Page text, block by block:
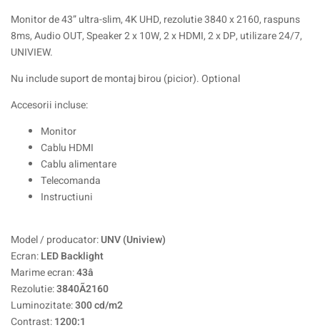
Monitor de 43” ultra-slim, 4K UHD, rezolutie 3840 x 2160, raspuns
8ms, Audio OUT, Speaker 2 x 10W, 2 x HDMI, 2 x DP, utilizare 24/7,
UNIVIEW.
Nu include suport de montaj birou (picior). Optional
Accesorii incluse:
Monitor
Cablu HDMI
Cablu alimentare
Telecomanda
Instructiuni
Model / producator:UNV (Uniview)
Ecran:LED Backlight
Marime ecran:43â
Rezolutie:3840Ã2160
Luminozitate:300 cd/m2
Contrast:1200:1